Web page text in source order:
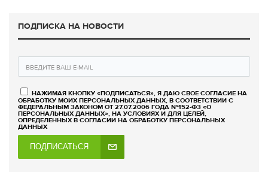
ПОДПИСКА НА НОВОСТИ
НАЖИМАЯ КНОПКУ «ПОДПИСАТЬСЯ», Я ДАЮ СВОЕ СОГЛАСИЕ НА
ОБРАБОТКУ МОИХ ПЕРСОНАЛЬНЫХ ДАННЫХ, В СООТВЕТСТВИИ С
ФЕДЕРАЛЬНЫМ ЗАКОНОМ ОТ 27.07.2006 ГОДА №152-ФЗ «О
ПЕРСОНАЛЬНЫХ ДАННЫХ», НА УСЛОВИЯХ И ДЛЯ ЦЕЛЕЙ,
ОПРЕДЕЛЕННЫХ В СОГЛАСИИ НА ОБРАБОТКУ ПЕРСОНАЛЬНЫХ
ДАННЫХ
ПОДПИСАТЬСЯ